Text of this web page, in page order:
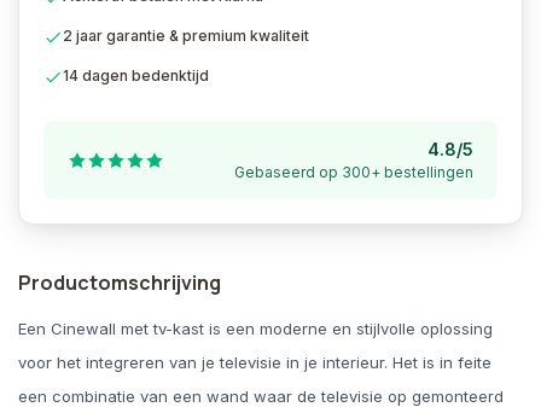
2 jaar garantie & premium kwaliteit
14 dagen bedenktijd
4.8/5
Gebaseerd op 300+ bestellingen
Productomschrijving
Een Cinewall met tv-kast is een moderne en stijlvolle oplossing
voor het integreren van je televisie in je interieur. Het is in feite
een combinatie van een wand waar de televisie op gemonteerd